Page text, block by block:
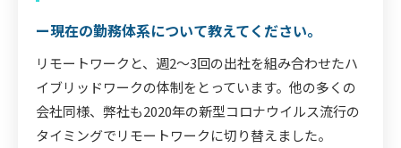
ー現在の勤務体系について教えてください。
リモートワークと、週2～3回の出社を組み合わせたハ
イブリッドワークの体制をとっています。他の多くの
会社同様、弊社も2020年の新型コロナウイルス流行の
タイミングでリモートワークに切り替えました。